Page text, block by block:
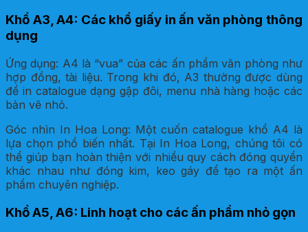
Khổ A3, A4: Các khổ giấy in ấn văn phòng thông
dụng
Ứng dụng: A4 là “vua” của các ấn phẩm văn phòng như
hợp đồng, tài liệu. Trong khi đó, A3 thường được dùng
để in catalogue dạng gập đôi, menu nhà hàng hoặc các
bản vẽ nhỏ.
Góc nhìn In Hoa Long: Một cuốn catalogue khổ A4 là
lựa chọn phổ biến nhất. Tại In Hoa Long, chúng tôi có
thể giúp bạn hoàn thiện với nhiều quy cách đóng quyển
khác nhau như đóng kim, keo gáy để tạo ra một ấn
phẩm chuyên nghiệp.
Khổ A5, A6: Linh hoạt cho các ấn phẩm nhỏ gọn